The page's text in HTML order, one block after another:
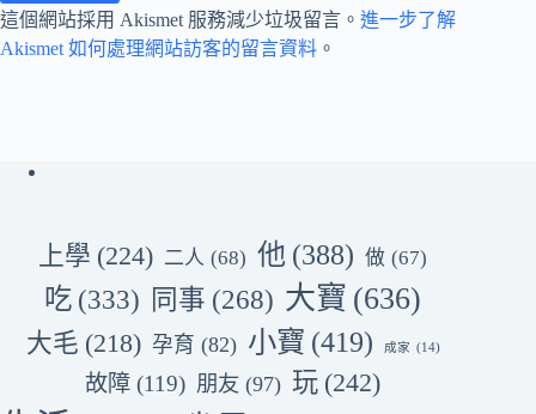
這個網站採用 Akismet 服務減少垃圾留言。 進一步了解
Akismet 如何處理網站訪客的留言資料 。
上學 (224) 二人 (68) 他 (388) 做 (67)
吃 (333) 同事 (268) 大寶 (636)
大毛 (218) 孕育 (82) 小寶 (419) 成家 (14)
故障 (119) 朋友 (97) 玩 (242)